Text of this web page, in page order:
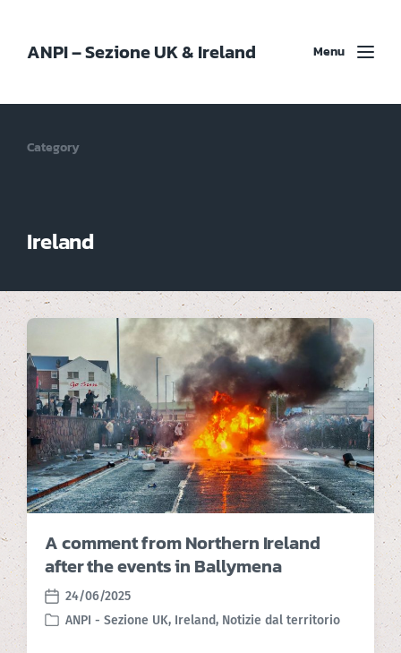
ANPI – Sezione UK & Ireland Menu
Category
Ireland
A comment from Northern Ireland
after the events in Ballymena
P
o
24/06/2025
P
ANPI - Sezione UK, Ireland, Notizie dal territorio